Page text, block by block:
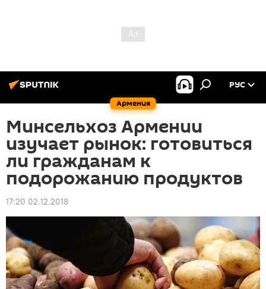
Армения
РУС
Минсельхоз Армении
изучает рынок: готовиться
ли гражданам к
подорожанию продуктов
17:20 02.12.2018